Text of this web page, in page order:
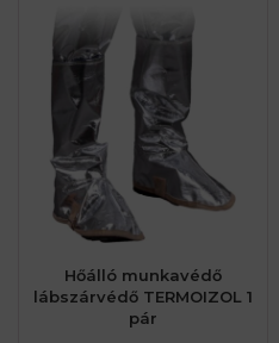
Hőálló munkavédő
lábszárvédő TERMOIZOL 1
pár